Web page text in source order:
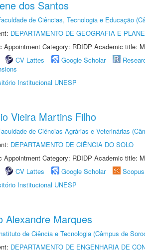
dos Santos
de Ciências, Tecnologia e Educação
DEPARTAMENTO DE GEOGRAFIA E
Appointment Category: RDIDP Academic title:
CV Lattes Google Scholar
Institucional UNESP
Vieira Martins Filho
de Ciências Agrárias e Veterinárias
DEPARTAMENTO DE CIÊNCIA DO SOLO
Appointment Category: RDIDP Academic title:
CV Lattes Google Scholar Scopus
Institucional UNESP
Alexandre Marques
de Ciência e Tecnologia (Câmpus de
DEPARTAMENTO DE ENGENHARIA DE